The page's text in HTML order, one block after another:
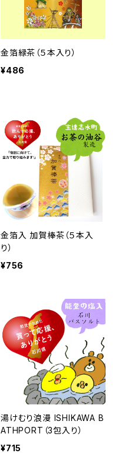
金箔緑茶（５本入り）
¥486
金箔入 加賀棒茶（５本入
り）
¥756
湯けむり浪漫 ISHIKAWA B
ATHPORT（3包入り）
¥715